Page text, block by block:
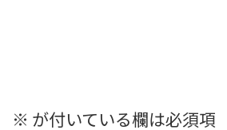
※ が付いている欄は必須項